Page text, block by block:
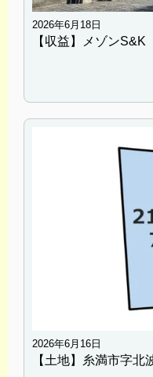
2026年6月18日
【収益】メゾン
2026年6月16日
【土地】糸満市字北